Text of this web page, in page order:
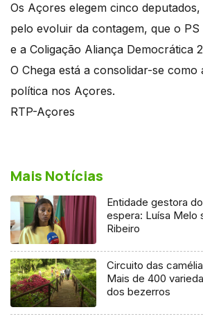
Os Açores elegem cinco
pelo evoluir da contagem, que o
e a Coligação Aliança Democrática
O Chega está a consolidar-se
política nos Açores.
RTP-Açores
Mais Notícias
Entidade gestora
espera: Luísa Melo
Ribeiro
Circuito das
Mais de 400
dos bezerros